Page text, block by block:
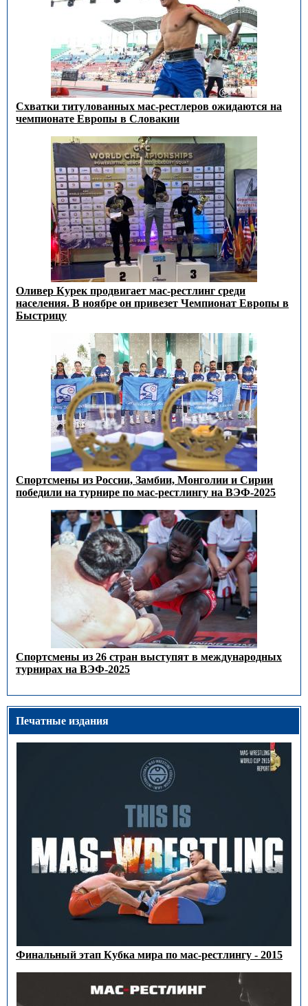
Схватки титулованных мас-рестлеров ожидаются на
чемпионате Европы в Словакии
Оливер Курек продвигает мас-рестлинг среди
населения. В ноябре он привезет Чемпионат Европы в
Быстрицу
Спортсмены из России, Замбии, Монголии и Сирии
победили на турнире по мас-рестлингу на ВЭФ-2025
Спортсмены из 26 стран выступят в международных
турнирах на ВЭФ-2025
Печатные издания
Финальный этап Кубка мира по мас-рестлингу - 2015